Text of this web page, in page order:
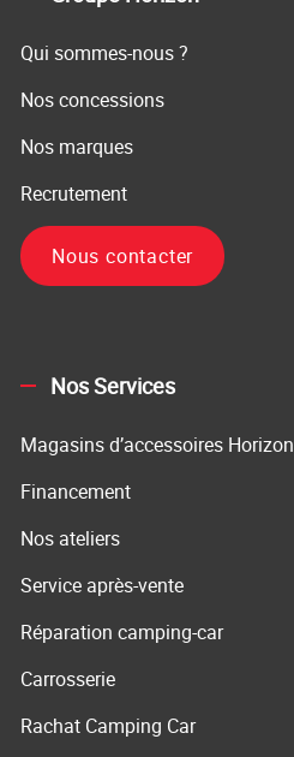
Qui sommes-nous ?
Nos concessions
Nos marques
Recrutement
Nous contacter
Nos Services
Magasins d’accessoires Horizon
Financement
Nos ateliers
Service après-vente
Réparation camping-car
Carrosserie
Rachat Camping Car